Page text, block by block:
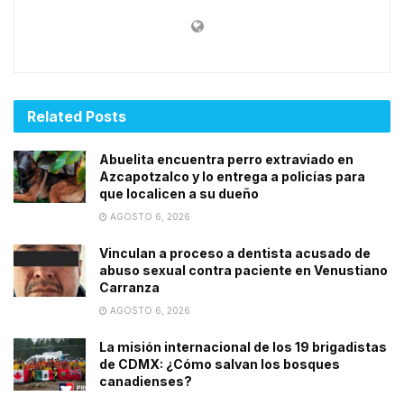
Related Posts
Abuelita encuentra perro extraviado en
Azcapotzalco y lo entrega a policías para
que localicen a su dueño
AGOSTO 6, 2026
Vinculan a proceso a dentista acusado de
abuso sexual contra paciente en Venustiano
Carranza
AGOSTO 6, 2026
La misión internacional de los 19 brigadistas
de CDMX: ¿Cómo salvan los bosques
canadienses?